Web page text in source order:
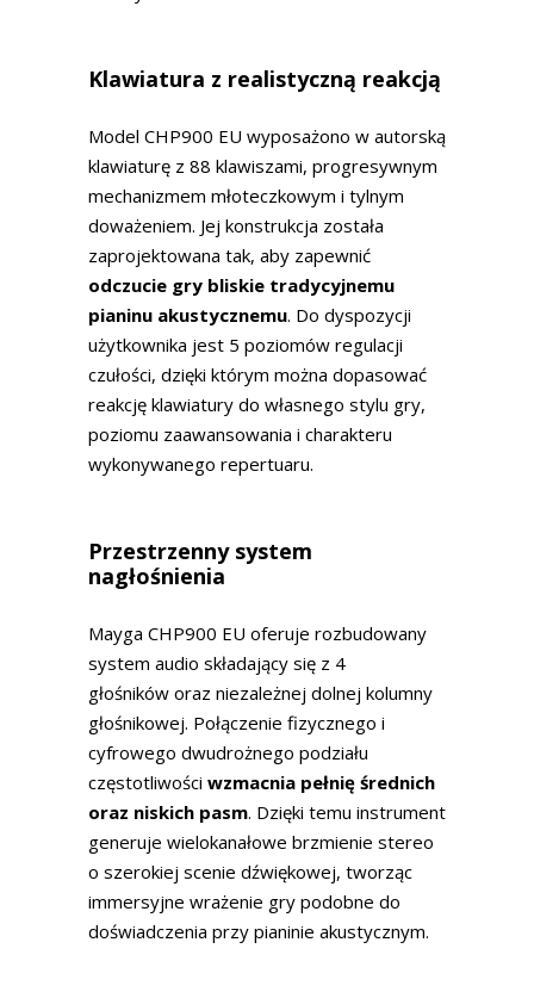
Klawiatura z realistyczną reakcją
Model CHP900 EU wyposażono w autorską
klawiaturę z 88 klawiszami, progresywnym
mechanizmem młoteczkowym i tylnym
doważeniem. Jej konstrukcja została
zaprojektowana tak, aby zapewnić
odczucie gry bliskie tradycyjnemu
pianinu akustycznemu. Do dyspozycji
użytkownika jest 5 poziomów regulacji
czułości, dzięki którym można dopasować
reakcję klawiatury do własnego stylu gry,
poziomu zaawansowania i charakteru
wykonywanego repertuaru.
Przestrzenny system
nagłośnienia
Mayga CHP900 EU oferuje rozbudowany
system audio składający się z 4
głośników oraz niezależnej dolnej kolumny
głośnikowej. Połączenie fizycznego i
cyfrowego dwudrożnego podziału
częstotliwości wzmacnia pełnię średnich
oraz niskich pasm. Dzięki temu instrument
generuje wielokanałowe brzmienie stereo
o szerokiej scenie dźwiękowej, tworząc
immersyjne wrażenie gry podobne do
doświadczenia przy pianinie akustycznym.